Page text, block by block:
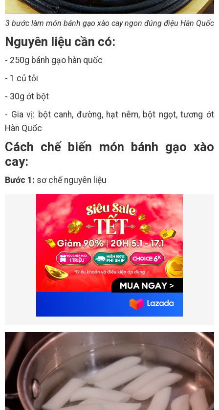
3 bước làm món bánh gạo xào cay ngon đúng điệu Hàn Quốc
Nguyên liệu cần có:
- 250g bánh gạo hàn quốc
- 1 củ tỏi
- 30g ớt bột
- Gia vị: bột canh, đường, hạt nêm, bột ngọt, tương ớt
Hàn Quốc
Cách chế biến món bánh gạo xào
cay:
Bước 1: sơ chế nguyên liệu